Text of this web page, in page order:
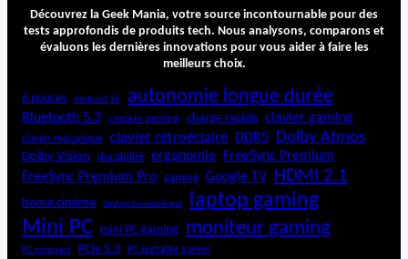
S
D
O
C
O
H
u
b
S
B
-
Découvrez la Geek Mania, votre source incontournable pour des
tests approfondis de produits tech. Nous analysons, comparons et
évaluons les dernières innovations pour vous aider à faire les
meilleurs choix.
6 pouces Android 15 autonomie longue durée
Bluetooth 5.3 casque gaming charge rapide clavier gaming
clavier mécanique clavier rétroéclairé DDR5 Dolby Atmos
Dolby Vision durabilité ergonomie
FreeSync Premium
FreeSync Premium Pro
gaming Google TV HDMI 2.1
home cinéma laptop bureautique laptop gaming
Mini PC mini PC gaming moniteur gaming
PC compact PCIe 5.0 PC portable gamer